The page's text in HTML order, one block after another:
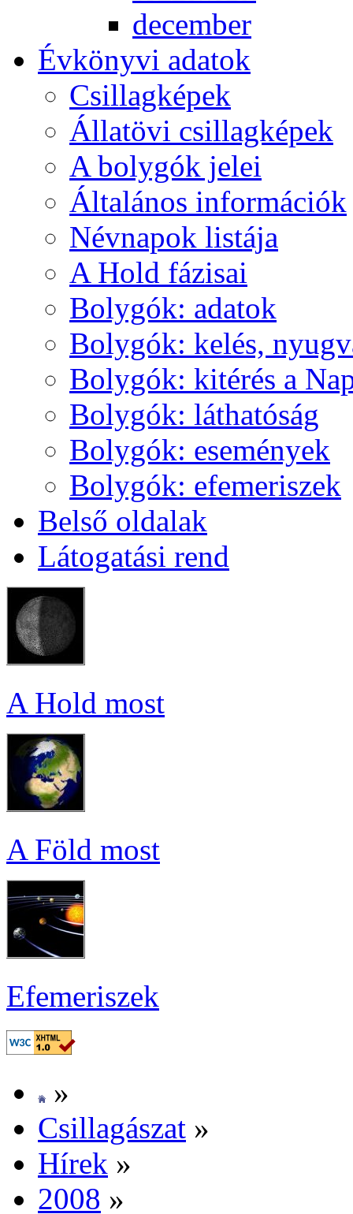
de­cem­ber
Év­köny­vi ada­tok
Csil­lag­ké­pek
Ál­lat­övi csil­lag­ké­pek
A boly­gók je­lei
Ál­ta­lá­nos in­for­má­ci­ók
Név­na­pok lis­tá­ja
A Hold fá­zi­sai
Boly­gók: ada­tok
Boly­gók: ke­lés,
Boly­gók: ki­té­rés a
Boly­gók: lát­ha­tó­ság
Boly­gók: ese­mé­nyek
Boly­gók: efe­me­ri­szek
Bel­ső ol­da­lak
Lá­to­ga­tá­si rend
A Hold most
A Föld most
Efe­me­ri­szek
»
Csil­la­gá­szat »
Hí­rek »
2008 »